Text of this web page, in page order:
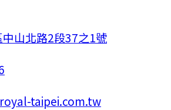
山北路2段37之1號
taipei.com.tw